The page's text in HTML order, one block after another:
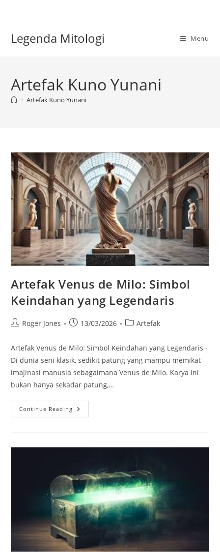
Legenda Mitologi Menu
Artefak Kuno Yunani
> Artefak Kuno Yunani
Artefak Venus de Milo: Simbol
Keindahan yang Legendaris
PostRoger Jones
Post13/03/2026
PostArtefak
Artefak Venus de Milo: Simbol Keindahan yang Legendaris -
Di dunia seni klasik, sedikit patung yang mampu memikat
imajinasi manusia sebagaimana Venus de Milo. Karya ini
bukan hanya sekadar patung,…
Continue Reading Artefak
Venus
Yang